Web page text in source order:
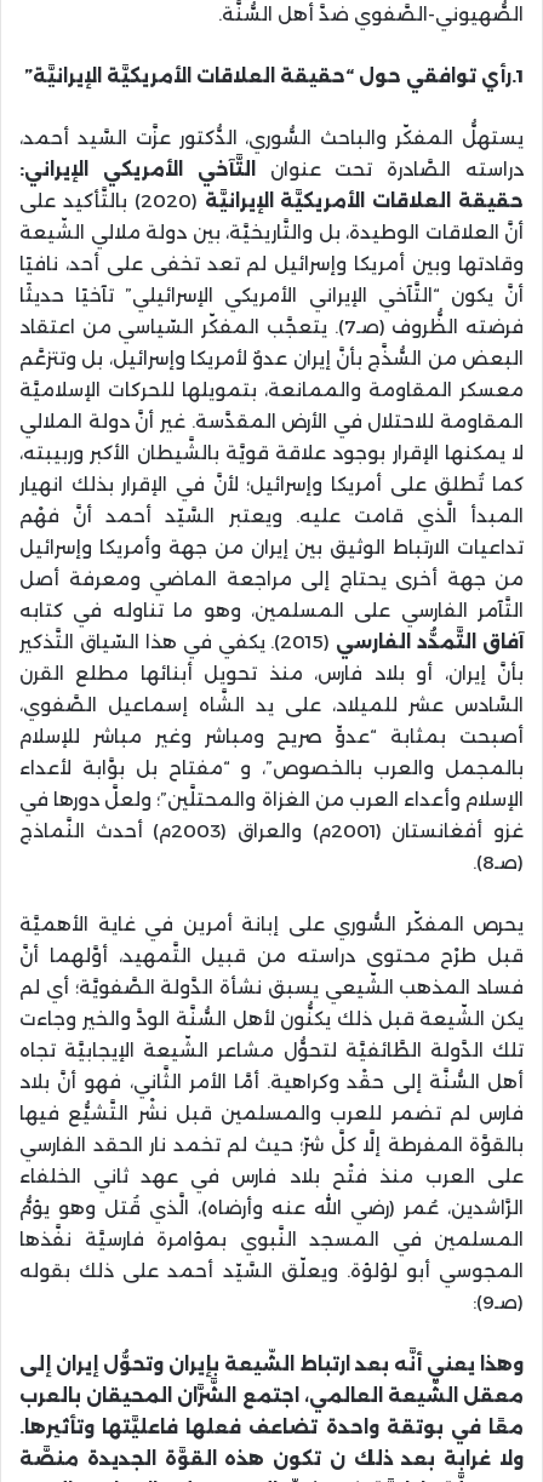
الصُّهيوني-الصَّفوي ضدَّ أهل السُّنَّة.
1.رأي توافقي حول “حقيقة العلاقات الأمريكيَّة الإيرانيَّة”
يستهلُّ المفكّر والباحث السُّوري، الدُّكتور عزَّت السَّيد أحمد،
دراسته الصَّادرة تحت عنوان
التَّآخي الأمريكي الإيراني:
حقيقة العلاقات الأمريكيَّة الإيرانيَّة
(2020) بالتَّأكيد على
أنَّ العلاقات الوطيدة، بل والتَّاريخيَّة، بين دولة ملالي الشّيعة
وقادتها وبين أمريكا وإسرائيل لم تعد تخفى على أحد، نافيًا
أنَّ يكون “التَّآخي الإيراني الأمريكي الإسرائيلي” تآخيًا حديثًا
فرضته الظُّروف (صـ7). يتعجَّب المفكّر السّياسي من اعتقاد
البعض من السُّذَّج بأنَّ إيران عدوٌ لأمريكا وإسرائيل، بل وتتزعَّم
معسكر المقاومة والممانعة، بتمويلها للحركات الإسلاميَّة
المقاومة للاحتلال في الأرض المقدَّسة. غير أنَّ دولة الملالي
لا يمكنها الإقرار بوجود علاقة قويَّة بالشَّيطان الأكبر وربيبته،
كما تُطلق على أمريكا وإسرائيل؛ لأنَّ في الإقرار بذلك انهيار
المبدأ الَّذي قامت عليه. ويعتبر السَّيّد أحمد أنَّ فهْم
تداعيات الارتباط الوثيق بين إيران من جهة وأمريكا وإسرائيل
من جهة أخرى يحتاج إلى مراجعة الماضي ومعرفة أصل
التَّآمر الفارسي على المسلمين، وهو ما تناوله في كتابه
آفاق التَّمدُّد الفارسي
(2015). يكفي في هذا السّياق التَّذكير
بأنَّ إيران، أو بلاد فارس، منذ تحويل أبنائها مطلع القرن
السَّادس عشر للميلاد، على يد الشَّاه إسماعيل الصَّفوي،
أصبحت بمثابة “عدوٍّ صريح ومباشر وغير مباشر للإسلام
بالمجمل والعرب بالخصوص”، و “مفتاح بل بوَّابة لأعداء
الإسلام وأعداء العرب من الغزاة والمحتلَّين”؛ ولعلَّ دورها في
غزو أفغانستان (2001م) والعراق (2003م) أحدث النَّماذج
(صـ8).
يحرص المفكّر السُّوري على إبانة أمرين في غاية الأهميَّة
قبل طرْح محتوى دراسته من قبيل التَّمهيد، أوَّلهما أنَّ
فساد المذهب الشّيعي يسبق نشأة الدَّولة الصَّفويَّة؛ أي لم
يكن الشّيعة قبل ذلك يكنُّون لأهل السُّنَّة الودَّ والخير وجاءت
تلك الدَّولة الطَّائفيَّة لتحوُّل مشاعر الشّيعة الإيجابيَّة تجاه
أهل السُّنَّة إلى حقْد وكراهية. أمَّا الأمر الثَّاني، فهو أنَّ بلاد
فارس لم تضمر للعرب والمسلمين قبل نشْر التَّشيُّع فيها
بالقوَّة المفرطة إلَّا كلَّ شرّ؛ حيث لم تخمد نار الحقد الفارسي
على العرب منذ فتْح بلاد فارس في عهد ثاني الخلفاء
الرَّاشدين، عُمر (رضي الله عنه وأرضاه)، الَّذي قُتل وهو يؤمُّ
المسلمين في المسجد النَّبوي بمؤامرة فارسيَّة نفَّذها
المجوسي أبو لؤلؤة. ويعلّق السَّيّد أحمد على ذلك بقوله
(صـ9):
وهذا يعني أنَّه بعد ارتباط الشّيعة بإيران وتحوُّل إيران إلى
معقل الشّيعة العالمي، اجتمع الشَّرَّان المحيقان بالعرب
معًا في بوتقة واحدة تضاعف فعلها فاعليَّتها وتأثيرها.
ولا غرابة بعد ذلك ن تكون هذه القوَّة الجديدة منصَّة